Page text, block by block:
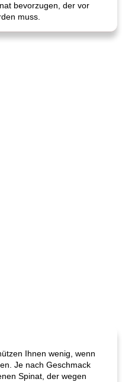
Bananen-Sahne-Torte mit Schokoladenglasur
bevorzugen, der vor
muss.
Ihnen wenig, wenn
Je nach Geschmack
Spinat, der wegen